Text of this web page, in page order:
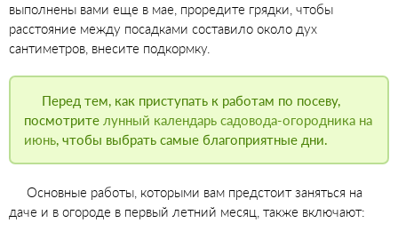
выполнены вами еще в мае, проредите грядки, чтобы
расстояние между посадками составило около дух
сантиметров, внесите подкормку.
Перед тем, как приступать к работам по посеву,
посмотрите лунный календарь садовода-огородника на
июнь, чтобы выбрать самые благоприятные дни.
Основные работы, которыми вам предстоит заняться на
даче и в огороде в первый летний месяц, также включают: